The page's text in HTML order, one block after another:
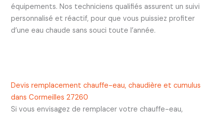
équipements. Nos techniciens qualifiés assurent un suivi
personnalisé et réactif, pour que vous puissiez profiter
d’une eau chaude sans souci toute l’année.
Devis remplacement chauffe-eau, chaudière et cumulus
dans Cormeilles 27260
Si vous envisagez de remplacer votre chauffe-eau,